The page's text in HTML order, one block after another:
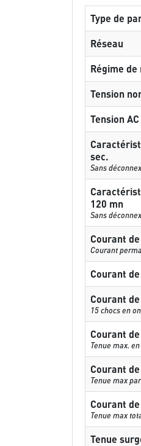
Type de
Réseau
Régime
Tension
Tension
sec.
Sans
120 mn
Sans
Courant
Courant
Courant
Courant
15 chocs en
Courant
Tenue max.
Courant
Tenue max
Courant
Tenue max
Tenue